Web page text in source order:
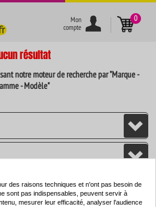
Mon
compte
0
résultat
notre moteur de recherche par "Marque -
- Modèle"
des raisons techniques et n'ont pas besoin de
sont pas indispensables, peuvent servir à
mesurer leur efficacité, analyser l'audience